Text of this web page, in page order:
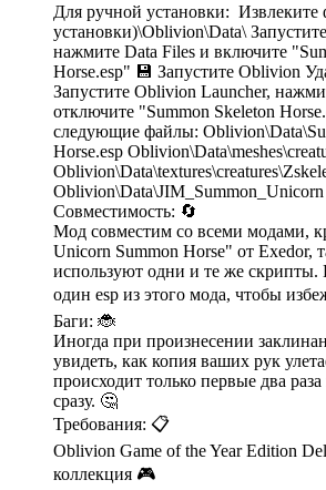
Для ручной установки: Извлеките
установки)\Oblivion\Data\
нажмите Data Files и включите
Horse.esp" 💾 Запустите Oblivion
Запустите Oblivion Launcher,
отключите "Summon Skeleton
следующие файлы:
Horse.esp
Oblivion\Data\JIM_Summon_Unicorn
Совместимость: 🔄
Мод совместим со всеми модами,
Unicorn Summon Horse" от Exedor,
используют одни и те же скрипты.
один esp из этого мода, чтобы
Баги: 🐞
Иногда при произнесении
увидеть, как копия ваших рук
происходит только первые два
сразу. 🤔
Требования: 📋
Oblivion Game of the Year Edition
коллекция 🎮